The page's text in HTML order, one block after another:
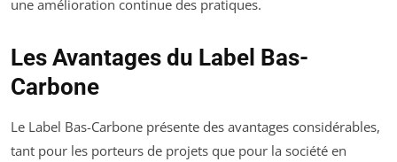
une amélioration continue des pratiques.
Les Avantages du Label Bas-
Carbone
Le Label Bas-Carbone présente des avantages considérables,
tant pour les porteurs de projets que pour la société en